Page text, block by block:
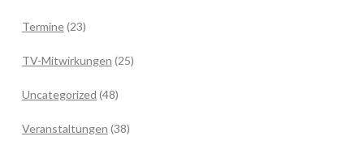
Termine(23)
TV-Mitwirkungen (25)
Uncategorized (48)
Veranstaltungen (38)